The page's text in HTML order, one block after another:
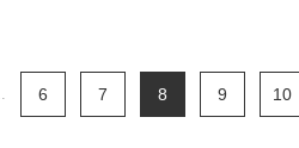
6 7 8 9 10